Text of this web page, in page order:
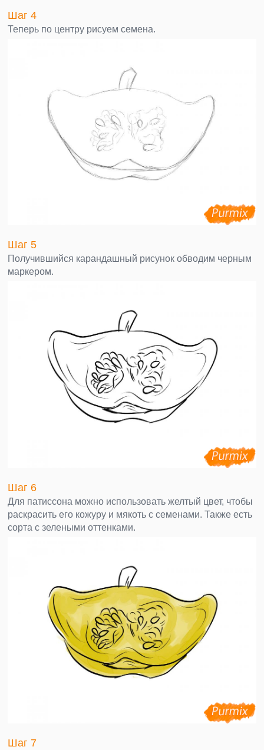
Шаг 4
Теперь по центру рисуем семена.
Шаг 5
Получившийся карандашный рисунок обводим черным
маркером.
Шаг 6
Для патиссона можно использовать желтый цвет, чтобы
раскрасить его кожуру и мякоть с семенами. Также есть
сорта с зелеными оттенками.
Шаг 7